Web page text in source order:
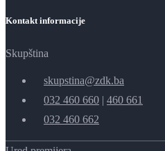
Kontakt informacije
Skupština
skupstina@zdk.ba
032 460 660 | 460 661
032 460 662